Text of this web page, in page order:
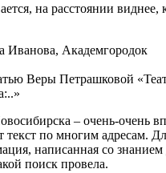
на расстоянии виднее,
Иванова, Академгородок
Веры Петрашковой
– очень-очень
текст по многим адресам.
написанная со знанием
поиск провела.